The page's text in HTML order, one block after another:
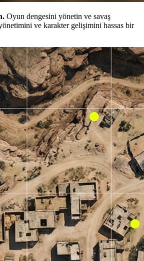
Oyun dengesini yönetin ve savaş
ve karakter gelişimini hassas bir